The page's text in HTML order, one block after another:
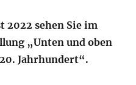
2022 sehen Sie im
„Unten und oben
Jahrhundert“.